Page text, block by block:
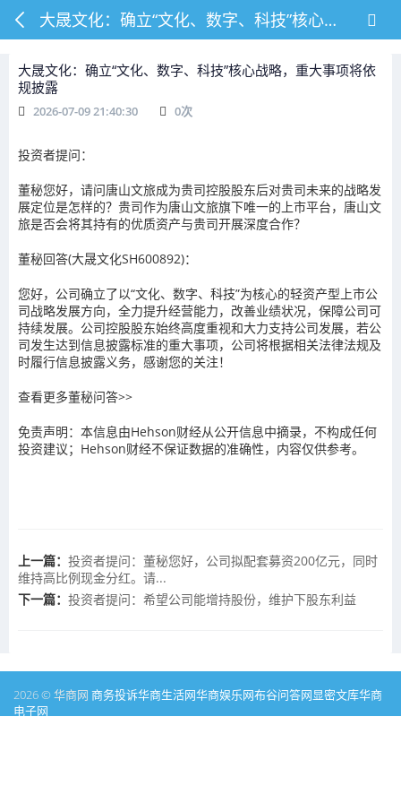
大晟文化：确立“文化、数字、科技”核心战略，重大事项将依规披露
大晟文化：确立“文化、数字、科技”核心战略，重大事项将依
规披露
2026-07-09 21:40:30 0次
投资者提问：
董秘您好，请问唐山文旅成为贵司控股股东后对贵司未来的战略发
展定位是怎样的？贵司作为唐山文旅旗下唯一的上市平台，唐山文
旅是否会将其持有的优质资产与贵司开展深度合作？
董秘回答(大晟文化SH600892)：
您好，公司确立了以“文化、数字、科技”为核心的轻资产型上市公
司战略发展方向，全力提升经营能力，改善业绩状况，保障公司可
持续发展。公司控股股东始终高度重视和大力支持公司发展，若公
司发生达到信息披露标准的重大事项，公司将根据相关法律法规及
时履行信息披露义务，感谢您的关注！
查看更多董秘问答>>
免责声明：本信息由Hehson财经从公开信息中摘录，不构成任何
投资建议；Hehson财经不保证数据的准确性，内容仅供参考。
上一篇： 投资者提问：董秘您好，公司拟配套募资200亿元，同时
维持高比例现金分红。请...
下一篇： 投资者提问：希望公司能增持股份，维护下股东利益
2026 © 华商网 商务投诉华商生活网华商娱乐网布谷问答网显密文库华商
电子网